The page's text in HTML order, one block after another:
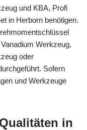
und KBA, Profi
in Herborn benötigen.
Werkzeug,
oder
Sofern
und Werkzeuge
in